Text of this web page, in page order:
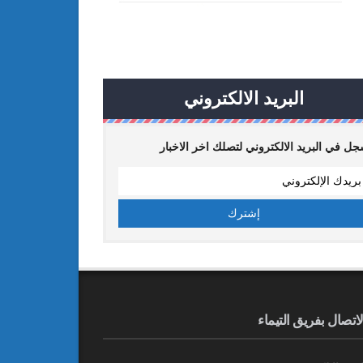
البريد الالكتروني
في البريد الالكتروني لتصلك اخر الاخبار
الاتصال بفريق التيماء